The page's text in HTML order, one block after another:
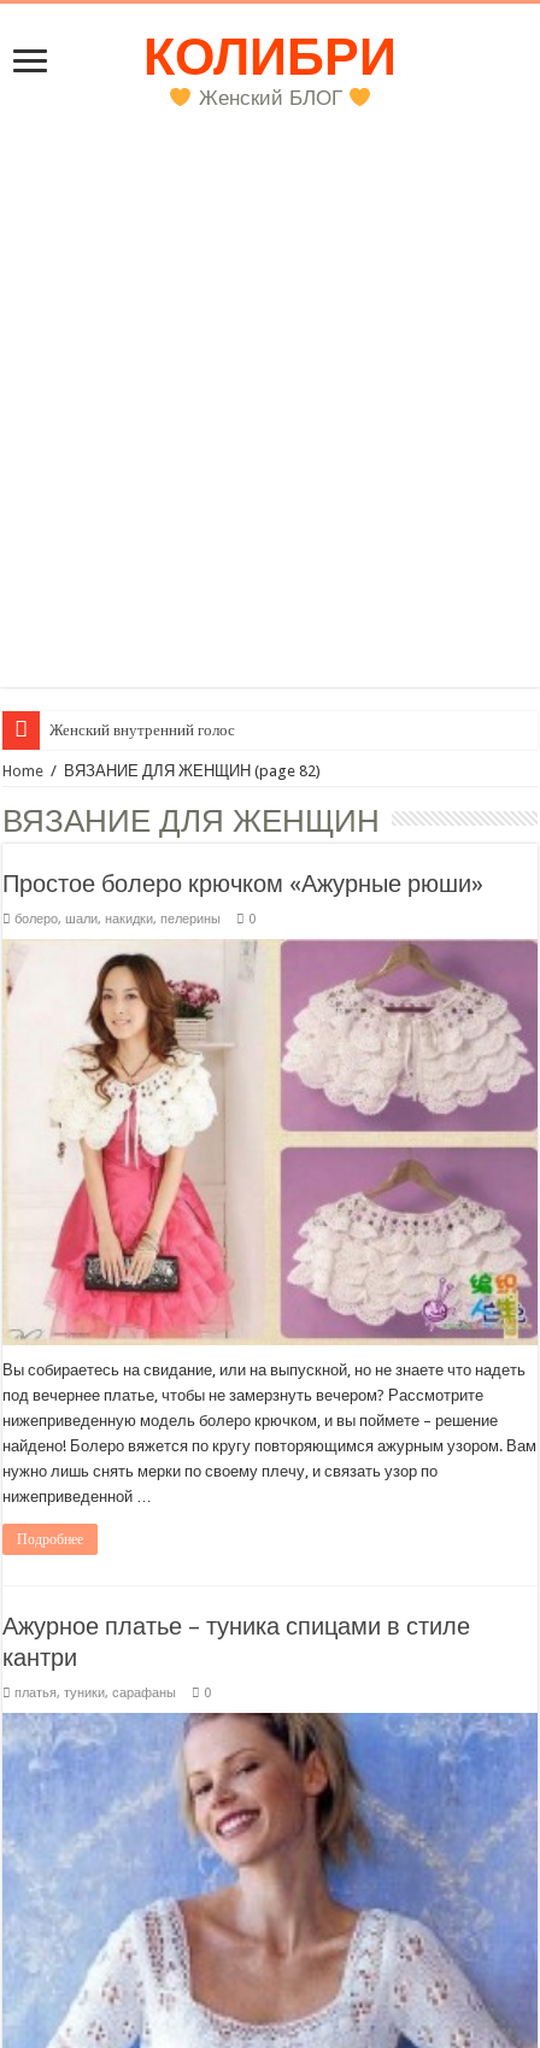
КОЛИБРИ
Женский БЛОГ
Женский внутренний голос
Home / ВЯЗАНИЕ ДЛЯ ЖЕНЩИН (page 82)
ВЯЗАНИЕ ДЛЯ ЖЕНЩИН
Простое болеро крючком «Ажурные рюши»
болеро, шали, накидки, пелерины 0
Вы собираетесь на свидание, или на выпускной, но не знаете что надеть
под вечернее платье, чтобы не замерзнуть вечером? Рассмотрите
нижеприведенную модель болеро крючком, и вы поймете – решение
найдено! Болеро вяжется по кругу повторяющимся ажурным узором. Вам
нужно лишь снять мерки по своему плечу, и связать узор по
нижеприведенной …
Подробнее
Ажурное платье – туника спицами в стиле
кантри
платья, туники, сарафаны 0